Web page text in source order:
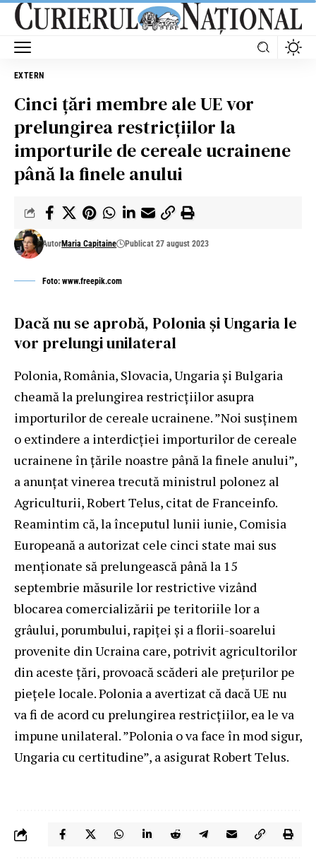
EXTERN
Cinci țări membre ale UE vor
prelungirea restricțiilor la
importurile de cereale ucrainene
până la finele anului
AutorMaria Capitaine Publicat 27 august 2023
Foto: www.freepik.com
Dacă nu se aprobă, Polonia și Ungaria le
vor prelungi unilateral
Polonia, România, Slovacia, Ungaria și Bulgaria
cheamă la prelungirea restricțiilor asupra
importurilor de cereale ucrainene. ”Noi susținem
o extindere a interdicției importurilor de cereale
ucrainene în țările noastre până la finele anului”,
a anunțat vinerea trecută ministrul polonez al
Agriculturii, Robert Telus, citat de Franceinfo.
Reamintim că, la începutul lunii iunie, Comisia
Europeană a autorizat cele cinci state mai sus
menționate să prelungească până la 15
septembrie măsurile lor restrictive vizând
blocarea comercializării pe teritoriile lor a
grâului, porumbului, rapiței și a florii-soarelui
provenite din Ucraina care, potrivit agricultorilor
din aceste țări, provoacă scăderi ale prețurilor pe
piețele locale. Polonia a avertizat că dacă UE nu
va fi de acord cu prelungirea restricțiilor, ea le va
impune unilateral. ”Polonia o va face în mod sigur,
Ungaria cu certitudine”, a asigurat Robert Telus.